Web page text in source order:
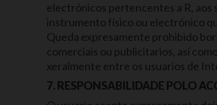
electrónicos pertencentes a R, aos
instrumento físico ou electrónico
Queda expresamente prohibido
comerciais ou publicitarios, así
xeralmente entre os usuarios de
7. RESPONSABILIDADE POLO